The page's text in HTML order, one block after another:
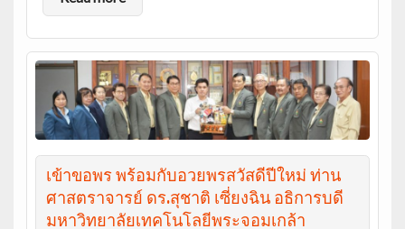
เข้าขอพร พร้อมกับอวยพรสวัสดีปีใหม่ ท่าน
ศาสตราจารย์ ดร.สุชาติ เซี่ยงฉิน อธิการบดี
มหาวิทยาลัยเทคโนโลยีพระจอมเกล้า